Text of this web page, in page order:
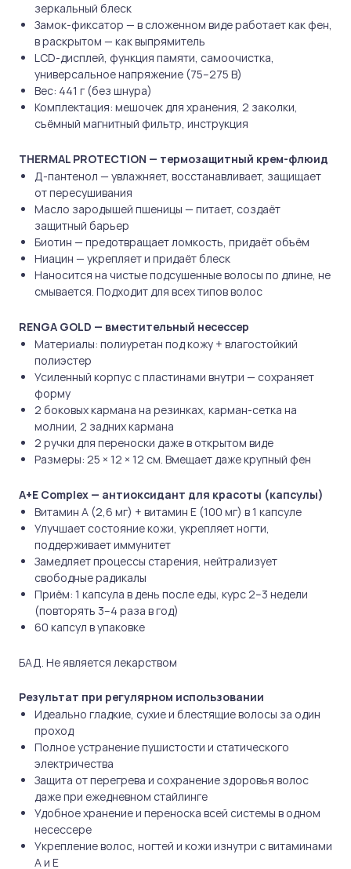
зеркальный блеск
Замок-фиксатор — в сложенном виде работает как фен,
в раскрытом — как выпрямитель
LCD-дисплей, функция памяти, самоочистка,
универсальное напряжение (75–275 В)
Вес: 441 г (без шнура)
Комплектация: мешочек для хранения, 2 заколки,
съёмный магнитный фильтр, инструкция
THERMAL PROTECTION — термозащитный крем-флюид
Д-пантенол — увлажняет, восстанавливает, защищает
от пересушивания
Масло зародышей пшеницы — питает, создаёт
защитный барьер
Биотин — предотвращает ломкость, придаёт объём
Ниацин — укрепляет и придаёт блеск
Наносится на чистые подсушенные волосы по длине, не
смывается. Подходит для всех типов волос
RENGA GOLD — вместительный несессер
Материалы: полиуретан под кожу + влагостойкий
полиэстер
Усиленный корпус с пластинами внутри — сохраняет
форму
2 боковых кармана на резинках, карман-сетка на
молнии, 2 задних кармана
2 ручки для переноски даже в открытом виде
Размеры: 25 × 12 × 12 см. Вмещает даже крупный фен
A+E Complex — антиоксидант для красоты (капсулы)
Витамин А (2,6 мг) + витамин Е (100 мг) в 1 капсуле
Улучшает состояние кожи, укрепляет ногти,
поддерживает иммунитет
Замедляет процессы старения, нейтрализует
свободные радикалы
Приём: 1 капсула в день после еды, курс 2–3 недели
(повторять 3–4 раза в год)
60 капсул в упаковке
БАД. Не является лекарством
Результат при регулярном использовании
Идеально гладкие, сухие и блестящие волосы за один
проход
Полное устранение пушистости и статического
электричества
Защита от перегрева и сохранение здоровья волос
даже при ежедневном стайлинге
Удобное хранение и переноска всей системы в одном
несессере
Укрепление волос, ногтей и кожи изнутри с витаминами
А и Е